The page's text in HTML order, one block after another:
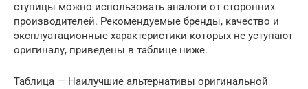
ступицы можно использовать аналоги от сторонних
производителей. Рекомендуемые бренды, качество и
эксплуатационные характеристики которых не уступают
оригиналу, приведены в таблице ниже.
Таблица — Наилучшие альтернативы оригинальной